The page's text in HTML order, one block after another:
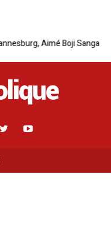
Sangara multiplie les